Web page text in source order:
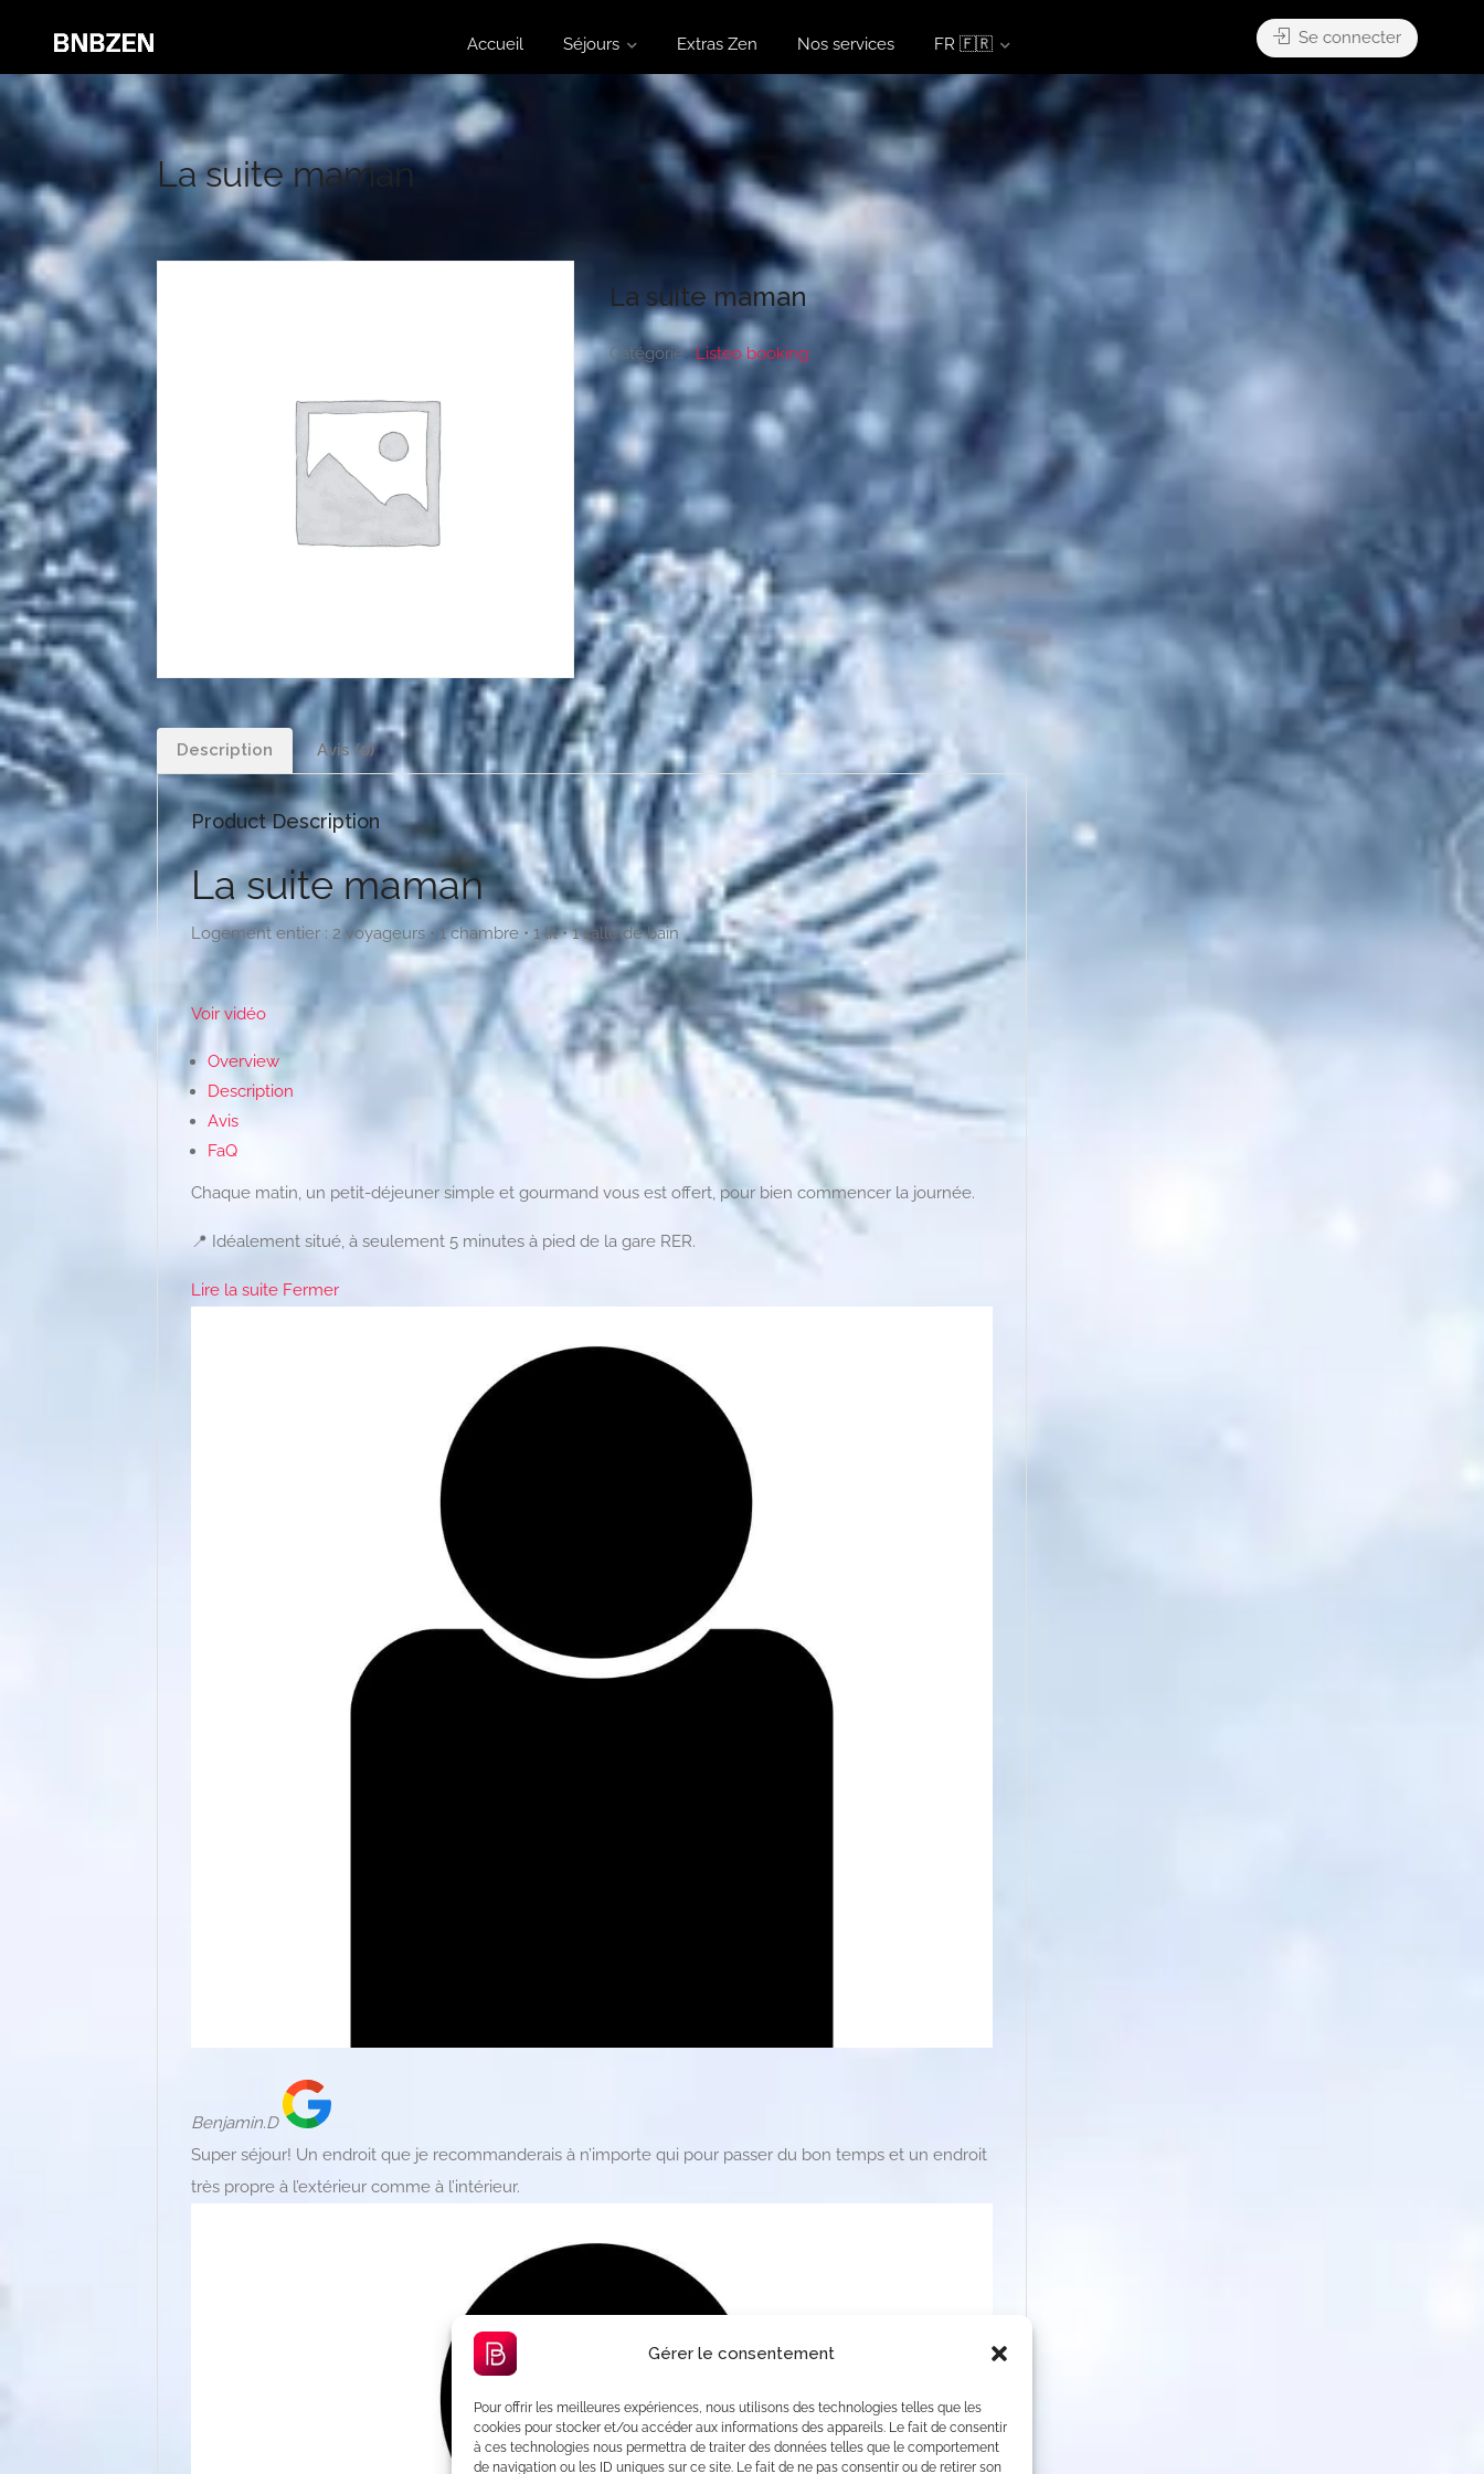
Gérer le consentement
Pour offrir les meilleures expériences, nous utilisons des technologies telles que les
cookies pour stocker et/ou accéder aux informations des appareils. Le fait de consentir
à ces technologies nous permettra de traiter des données telles que le comportement
de navigation ou les ID uniques sur ce site. Le fait de ne pas consentir ou de retirer son
Accueil Séjours Extras Zen Nos services FR 🇫🇷 Se connecter
La suite maman
La suite maman
Catégorie :Listeo booking
Description Avis (0)
Product Description
La suite maman
Logement entier : 2 voyageurs • 1 chambre • 1 lit • 1 salle de bain
Voir vidéo
Overview
Description
Avis
FaQ
Chaque matin, un petit-déjeuner simple et gourmand vous est offert, pour bien commencer la journée.
📍 Idéalement situé, à seulement 5 minutes à pied de la gare RER.
Lire la suite Fermer
Benjamin.D
Super séjour! Un endroit que je recommanderais à n’importe qui pour passer du bon temps et un endroit
très propre à l’extérieur comme à l’intérieur.